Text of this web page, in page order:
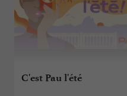
C'est Pau l'été